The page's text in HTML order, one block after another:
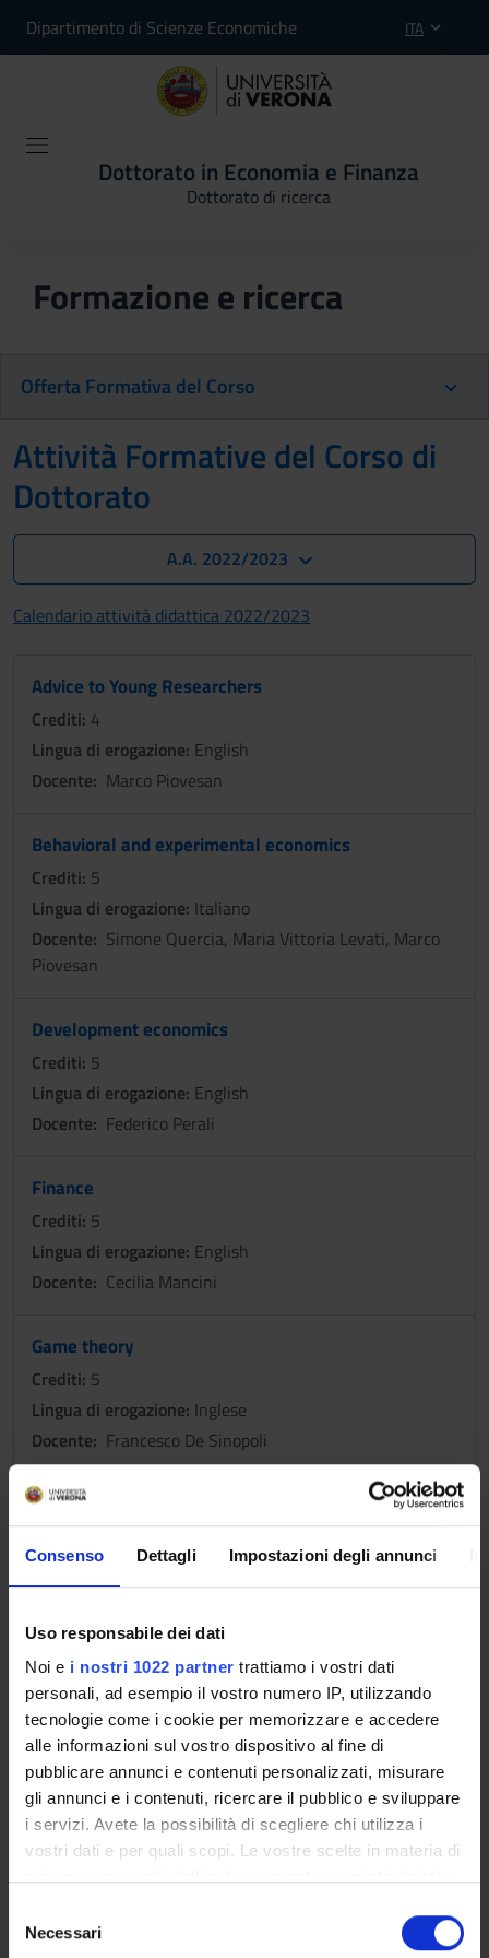
Consenso Dettagli Impostazioni degli annunci
Uso responsabile dei dati
Noi e i nostri 1022 partner trattiamo i vostri dati
personali, ad esempio il vostro numero IP, utilizzando
tecnologie come i cookie per memorizzare e accedere
alle informazioni sul vostro dispositivo al fine di
pubblicare annunci e contenuti personalizzati, misurare
gli annunci e i contenuti, ricercare il pubblico e sviluppare
i servizi. Avete la possibilità di scegliere chi utilizza i
vostri dati e per quali scopi. Le vostre scelte in materia di
modificare o revocare il proprio consenso in qualsiasi
Necessari
Dipartimento di Scienze Economiche ITA
Dottorato in Economia e Finanza
Dottorato di ricerca
Formazione e ricerca
Offerta Formativa del Corso
Attività Formative del Corso di
Dottorato
A.A. 2022/2023
Calendario attività didattica 2022/2023
Advice to Young Researchers
Crediti: 4
Lingua di erogazione: English
Docente: Marco Piovesan
Behavioral and experimental economics
Crediti: 5
Lingua di erogazione: Italiano
Docente: Simone Quercia, Maria Vittoria Levati, Marco
Piovesan
Development economics
Crediti: 5
Lingua di erogazione: English
Docente: Federico Perali
Finance
Crediti: 5
Lingua di erogazione: English
Docente: Cecilia Mancini
Game theory
Crediti: 5
Lingua di erogazione: Inglese
Docente: Francesco De Sinopoli
Inequality
Lingua di erogazione:English
Introduction to Probability – Module II (attività
formativa per la Scuola di Dottorato)
Crediti:2
Lingua di erogazione:Italiano
Docente:Claudia Di Caterina
Introduction to Probability – Module I (Mutua da
Probability) (attività formativa per la Scuola di
Dottorato)
Crediti:
2